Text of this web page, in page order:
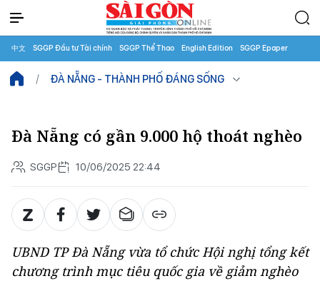
中文 SGGP Đầu tư Tài chính SGGP Thể Thao English Edition SGGP Epaper
ĐÀ NẴNG - THÀNH PHỐ ĐÁNG SỐNG
Đà Nẵng có gần 9.000 hộ thoát nghèo
SGGP 10/06/2025 22:44
UBND TP Đà Nẵng vừa tổ chức Hội nghị tổng kết
chương trình mục tiêu quốc gia về giảm nghèo